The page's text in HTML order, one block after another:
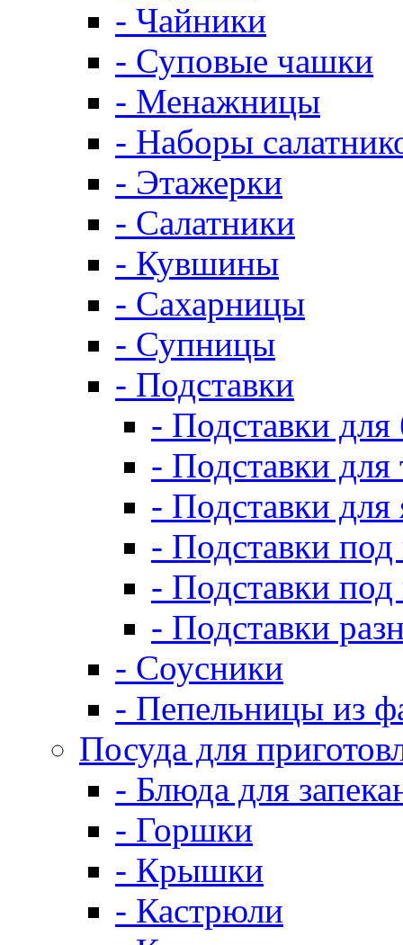
- Чайники
- Суповые чашки
- Менажницы
- Наборы
- Этажерки
- Салатники
- Кувшины
- Сахарницы
- Супницы
- Подставки
- Подставки
- Подставки для
- Подставки для
- Подставки
- Подставки под
- Подставки
- Соусники
- Пепельницы из
Посуда для
- Блюда для
- Горшки
- Крышки
- Кастрюли